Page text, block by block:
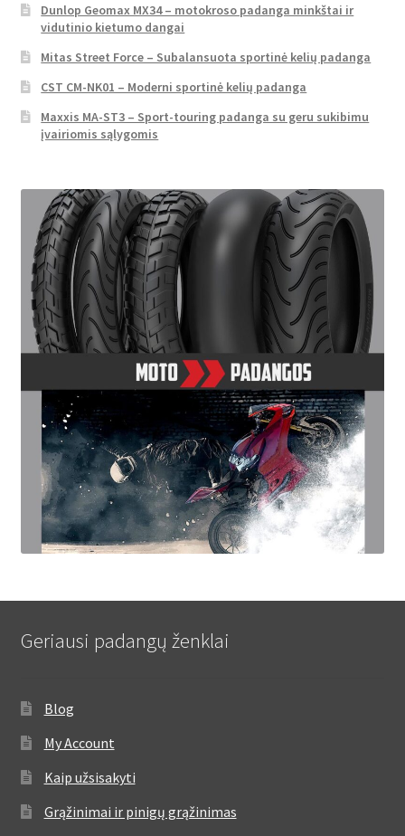
Dunlop Geomax MX34 – motokroso padanga minkštai ir
vidutinio kietumo dangai
Mitas Street Force – Subalansuota sportinė kelių padanga
CST CM-NK01 – Moderni sportinė kelių padanga
Maxxis MA-ST3 – Sport-touring padanga su geru sukibimu
įvairiomis sąlygomis
Geriausi padangų ženklai
Blog
My Account
Kaip užsisakyti
Grąžinimai ir pinigų grąžinimas